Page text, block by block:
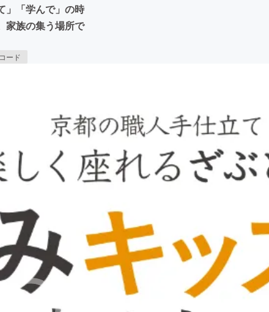
」「学んで」の時
家族の集う場所で
ード